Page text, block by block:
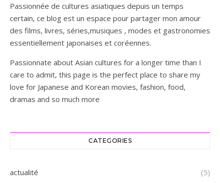
Passionnée de cultures asiatiques depuis un temps
certain, ce blog est un espace pour partager mon amour
des films, livres, séries,musiques , modes et gastronomies
essentiellement japonaises et coréennes.
Passionnate about Asian cultures for a longer time than I
care to admit, this page is the perfect place to share my
love for Japanese and Korean movies, fashion, food,
dramas and so much more
CATEGORIES
actualité (5)